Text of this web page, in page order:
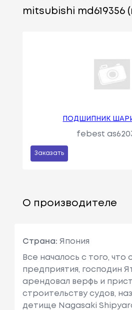
mitsubishi md619356
ПОДШИПНИК
febest
Заказать
О производителе
Страна: Япония
Все началось с того, что
предприятия, господин
арендовал верфь и
строительству судов,
детище Nagasaki